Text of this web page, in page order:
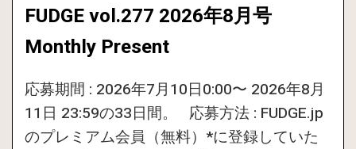
FUDGE vol.277 2026年8月号
Monthly Present
応募期間 : 2026年7月10日0:00〜 2026年8月
11日 23:59の33日間。 応募方法 : FUDGE.jp
のプレミアム会員（無料）*に登録していた